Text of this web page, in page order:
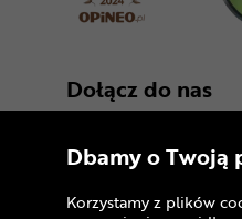
Dołącz do nas
Dbamy o Twoją
Korzystamy z plików